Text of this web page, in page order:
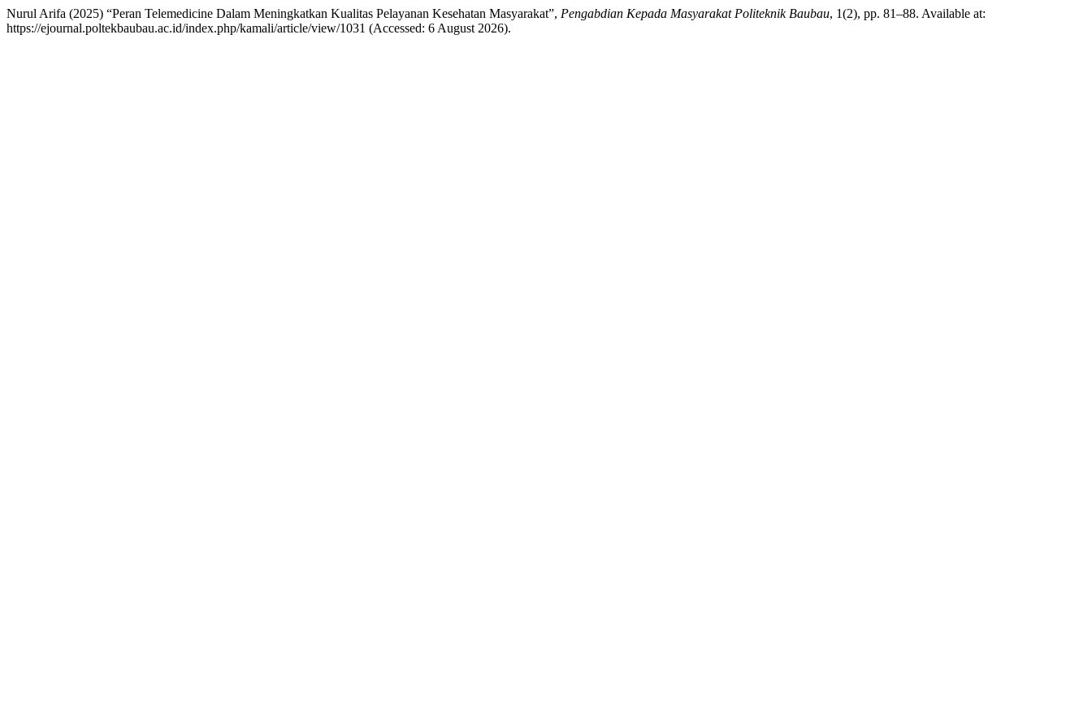
Nurul Arifa (2025) “Peran Telemedicine Dalam Meningkatkan Kualitas Pelayanan Kesehatan Masyarakat”, Pengabdian Kepada Masyarakat Politeknik Baubau, 1(2), pp. 81–88. Available at:
https://ejournal.poltekbaubau.ac.id/index.php/kamali/article/view/1031 (Accessed: 6 August 2026).